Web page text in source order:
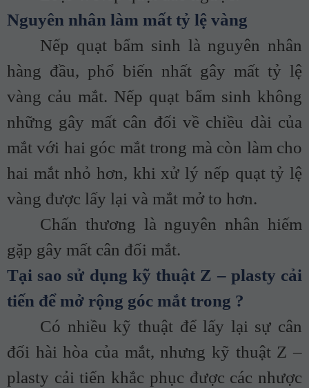
Nguyên nhân làm mất tỷ lệ vàng
Nếp quạt bẩm sinh là nguyên nhân
hàng đầu, phổ biến nhất gây mất tỷ lệ
vàng cảu mắt. Nếp quạt bẩm sinh không
những gây mất cân đối về chiều dài của
mắt với hai góc mắt trong mà còn làm cho
hai mắt nhỏ hơn, khi xử lý nếp quạt tỷ lệ
vàng được lấy lại và mắt mở to hơn.
Chấn thương là nguyên nhân hiếm
gặp gây mất cân đối mắt.
Tại sao sử dụng kỹ thuật Z – plasty cải
tiến để mở rộng góc mắt trong ?
Có nhiều kỹ thuật để lấy lại sự cân
đối hài hòa của mắt, nhưng kỹ thuật Z –
plasty cải tiến khắc phục được các nhược